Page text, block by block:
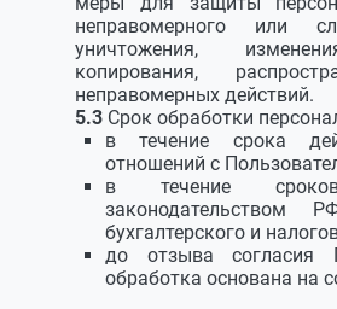
неправомерного или
уничтожения,
копирования,
неправомерных действий.
Срок обработки
в течение срока
отношений с
в течение
бухгалтерского и
до отзыва согласия
обработка основана на